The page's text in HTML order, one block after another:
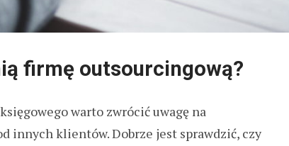
firmę outsourcingową?
warto zwrócić uwagę na
innych klientów. Dobrze jest sprawdzić, czy